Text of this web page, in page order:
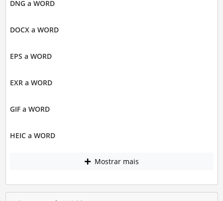
DNG a WORD
DOCX a WORD
EPS a WORD
EXR a WORD
GIF a WORD
HEIC a WORD
Mostrar mais